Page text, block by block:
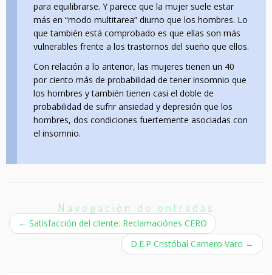
para equilibrarse. Y parece que la mujer suele estar
más en “modo multitarea” diurno que los hombres. Lo
que también está comprobado es que ellas son más
vulnerables frente a los trastornos del sueño que ellos.
Con relación a lo anterior, las mujeres tienen un 40
por ciento más de probabilidad de tener insomnio que
los hombres y también tienen casi el doble de
probabilidad de sufrir ansiedad y depresión que los
hombres, dos condiciones fuertemente asociadas con
el insomnio.
Navegación de entradas
← Satisfacción del cliente: Reclamaciónes CERO
D.E.P Cristóbal Carnero Varo →